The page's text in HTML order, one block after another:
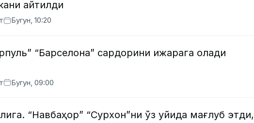
айтилди
Бугун, 10:20
“Барселона” сардорини ижарага олади
Бугун, 09:00
“Навбаҳор” “Сурхон”ни ўз уйида мағлуб этди,